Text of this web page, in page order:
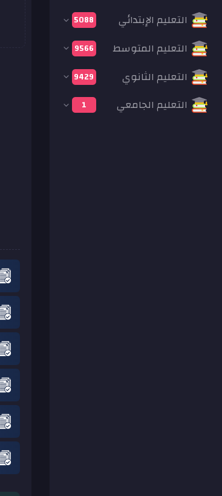
التعليم الإبتدائي 5088
التعليم المتوسط 9566
التعليم الثانوي 9429
التعليم الجامعي 1